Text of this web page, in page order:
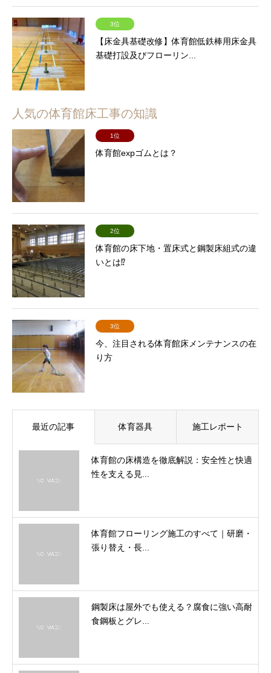
3位
【床金具基礎改修】体育館低鉄棒用床金具
基礎打設及びフローリン...
人気の体育館床工事の知識
1位
体育館expゴムとは？
2位
体育館の床下地・置床式と鋼製床組式の違
いとは⁉
3位
今、注目される体育館床メンテナンスの在
り方
最近の記事 体育器具 施工レポート
体育館の床構造を徹底解説：安全性と快適
性を支える見...
体育館フローリング施工のすべて｜研磨・
張り替え・長...
鋼製床は屋外でも使える？腐食に強い高耐
食鋼板とグレ...